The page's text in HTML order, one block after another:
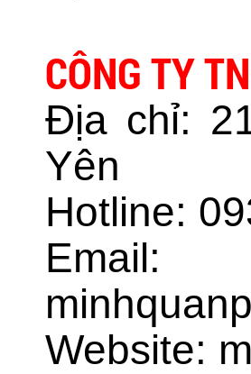
CÔNG TY
Địa chỉ:
Yên
Hotline:
Email:
Website: